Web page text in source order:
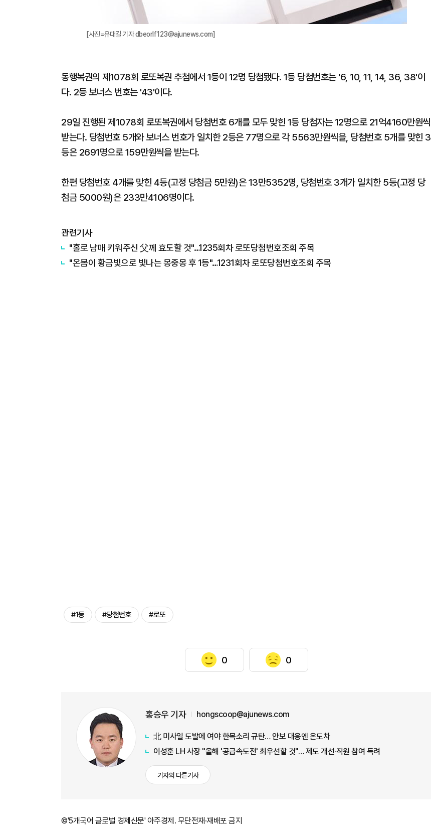
[사진=유대길 기자 dbeorlf123@ajunews.com]
동행복권의 제1078회 로또복권 추첨에서 1등이 12명 당첨됐다. 1등 당첨번호는 '6, 10, 11, 14, 36, 38'이
다. 2등 보너스 번호는 '43'이다.
29일 진행된 제1078회 로또복권에서 당첨번호 6개를 모두 맞힌 1등 당첨자는 12명으로 21억4160만원씩
받는다. 당첨번호 5개와 보너스 번호가 일치한 2등은 77명으로 각 5563만원씩을, 당첨번호 5개를 맞힌 3
등은 2691명으로 159만원씩을 받는다.
한편 당첨번호 4개를 맞힌 4등(고정 당첨금 5만원)은 13만5352명, 당첨번호 3개가 일치한 5등(고정 당
첨금 5000원)은 233만4106명이다.
관련기사
"홀로 남매 키워주신 父께 효도할 것"…1235회차 로또당첨번호조회 주목
"온몸이 황금빛으로 빛나는 몽중몽 후 1등"…1231회차 로또당첨번호조회 주목
#1등 #당첨번호 #로또
0 0
홍승우 기자 hongscoop@ajunews.com
北 미사일 도발에 여야 한목소리 규탄… 안보 대응엔 온도차
이성훈 LH 사장 "올해 '공급속도전' 최우선할 것"… 제도 개선·직원 참여 독려
기자의 다른기사
©'5개국어 글로벌 경제신문' 아주경제. 무단전재·재배포 금지